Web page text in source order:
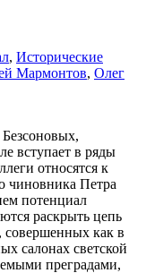
, Исторические
Мармонтов, Олег
вступает в ряды
относятся к
чиновника Петра
потенциал
раскрыть цепь
совершенных как в
салонах светской
преградами,